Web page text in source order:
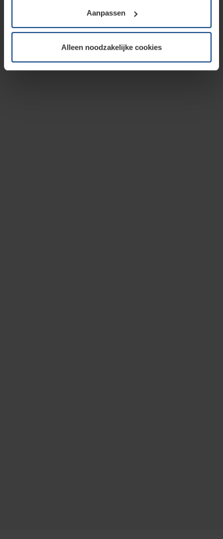
soorten cookies is uw toestemming benodigd. Uw
toestemming kunt u op elk moment bij de uitleg van de
wijzigen of herroepen.
Aanpassen
Alleen noodzakelijke cookies